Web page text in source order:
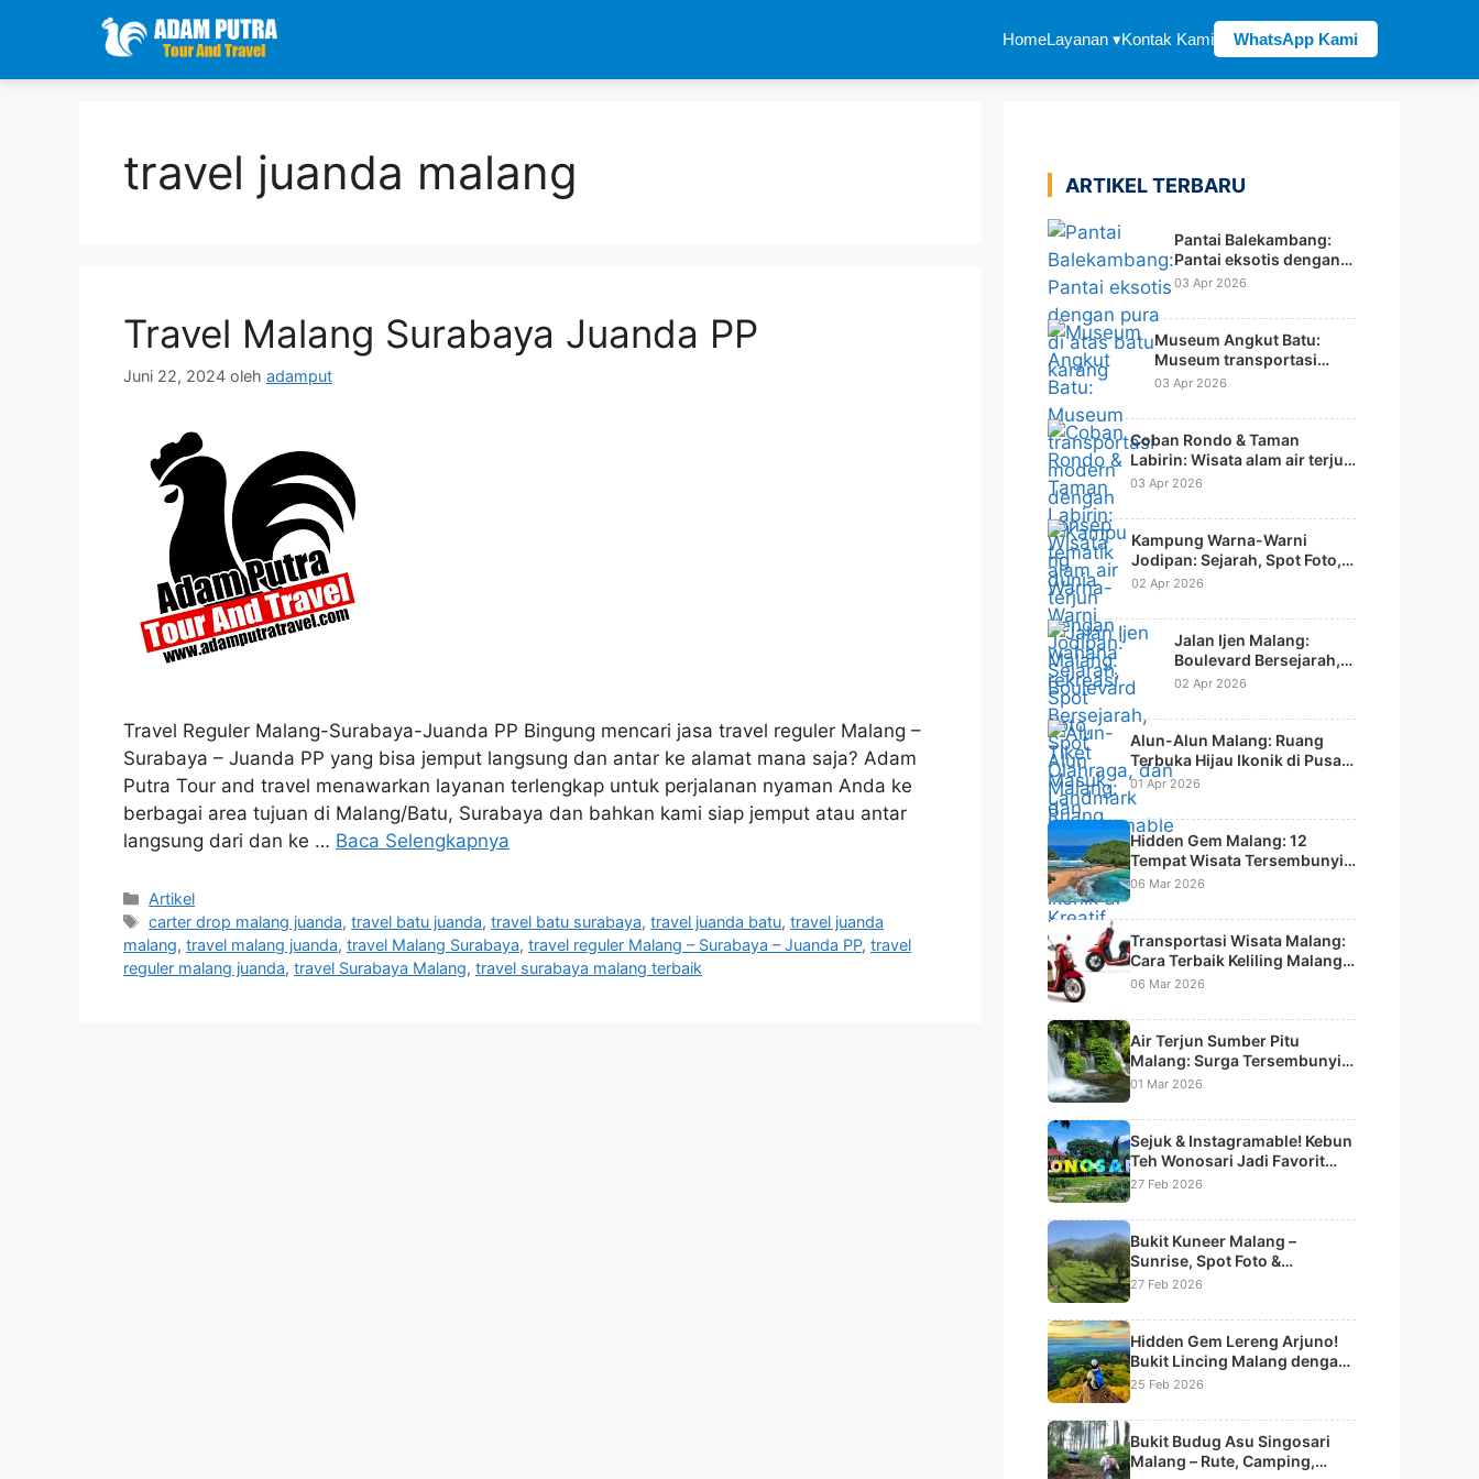
HomeLayanan ▾Kontak Kami WhatsApp Kami
travel juanda malang
Travel Malang Surabaya Juanda PP
Juni 22, 2024 oleh adamput
Travel Reguler Malang-Surabaya-Juanda PP Bingung mencari jasa travel reguler Malang –
Surabaya – Juanda PP yang bisa jemput langsung dan antar ke alamat mana saja? Adam
Putra Tour and travel menawarkan layanan terlengkap untuk perjalanan nyaman Anda ke
berbagai area tujuan di Malang/Batu, Surabaya dan bahkan kami siap jemput atau antar
langsung dari dan ke … Baca Selengkapnya
Kategori
Artikel
Tag
carter drop malang juanda,travel batu juanda,travel batu surabaya,travel juanda batu,travel juanda
malang, travel malang juanda, travel Malang Surabaya, travel reguler Malang – Surabaya – Juanda PP, travel
reguler malang juanda, travel Surabaya Malang, travel surabaya malang terbaik
ARTIKEL TERBARU
Pantai Balekambang:
Pantai eksotis dengan
pura di atas batu karang
03 Apr 2026
Museum Angkut Batu:
Museum transportasi
modern dengan konsep
03 Apr 2026
Coban Rondo & Taman
Labirin: Wisata alam air terjun
dengan wahana rekreasi
03 Apr 2026
Kampung Warna-Warni
Jodipan: Sejarah, Spot Foto,
Tiket Masuk, dan Daya Tarik
02 Apr 2026
Jalan Ijen Malang:
Boulevard Bersejarah,
Spot Olahraga, dan
Instagramable Kota
02 Apr 2026
Alun-Alun Malang: Ruang
Terbuka Hijau Ikonik di Pusat
Kota
01 Apr 2026
Hidden Gem Malang: 12
Tempat Wisata Tersembunyi
di Malang Raya yang Jarang
06 Mar 2026
Transportasi Wisata Malang:
Cara Terbaik Keliling Malang &
Batu Tanpa Ribet
06 Mar 2026
Air Terjun Sumber Pitu
Malang: Surga Tersembunyi
dengan 7 Aliran Air Terjun
01 Mar 2026
Sejuk & Instagramable! Kebun
Teh Wonosari Jadi Favorit
Liburan di Lawang
27 Feb 2026
Bukit Kuneer Malang –
Sunrise, Spot Foto &
Panorama Kebun Teh
27 Feb 2026
Hidden Gem Lereng Arjuno!
Bukit Lincing Malang dengan
Panorama Sunrise & Lautan
25 Feb 2026
Bukit Budug Asu Singosari
Malang – Rute, Camping,